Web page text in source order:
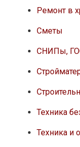
Ремонт в
Сметы
СНИПы,
Техника
Техника и